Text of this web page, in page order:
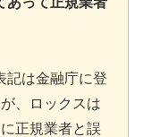
記は金融庁に登
、ロックスは
正規業者と誤